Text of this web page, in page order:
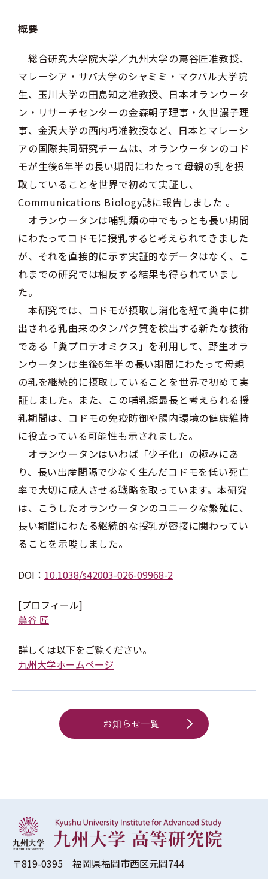
概要
総合研究大学院大学／九州大学の蔦谷匠准教授、
マレーシア・サバ大学のシャミミ・マクバル大学院
生、玉川大学の田島知之准教授、日本オランウータ
ン・リサーチセンターの金森朝子理事・久世濃子理
事、金沢大学の西内巧准教授など、日本とマレーシ
アの国際共同研究チームは、オランウータンのコド
モが生後6年半の長い期間にわたって母親の乳を摂
取していることを世界で初めて実証し、
Communications Biology誌に報告しました 。
オランウータンは哺乳類の中でもっとも長い期間
にわたってコドモに授乳すると考えられてきました
が、それを直接的に示す実証的なデータはなく、こ
れまでの研究では相反する結果も得られていまし
た。
本研究では、コドモが摂取し消化を経て糞中に排
出される乳由来のタンパク質を検出する新たな技術
である「糞プロテオミクス」を利用して、野生オラ
ンウータンは生後6年半の長い期間にわたって母親
の乳を継続的に摂取していることを世界で初めて実
証しました。また、この哺乳類最長と考えられる授
乳期間は、コドモの免疫防御や腸内環境の健康維持
に役立っている可能性も示されました。
オランウータンはいわば「少子化」の極みにあ
り、長い出産間隔で少なく生んだコドモを低い死亡
率で大切に成人させる戦略を取っています。本研究
は、こうしたオランウータンのユニークな繁殖に、
長い期間にわたる継続的な授乳が密接に関わってい
ることを示唆しました。
DOI： 10.1038/s42003-026-09968-2
[プロフィール]
蔦谷 匠
詳しくは以下をご覧ください。
九州大学ホームページ
お知らせ一覧
〒819-0395 福岡県福岡市西区元岡744